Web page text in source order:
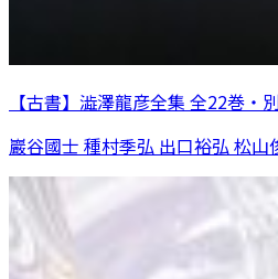
【古書】澁澤龍彦全集 全22巻・
巖谷國士 種村季弘 出口裕弘 松山